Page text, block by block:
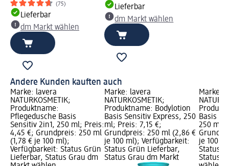
(75)
Lieferbar
dm Markt wählen
Lieferbar
dm Markt wählen
Andere Kunden kauften auch
Marke: lavera
NATURKOSMETIK;
Produktname:
Pflegedusche Basis
Sensitiv 2in1, 250 ml; Preis:
4,45 €; Grundpreis: 250 ml
(1,78 € je 100 ml);
Verfügbarkeit: Status Grün
Lieferbar, Status Grau dm
Marke: lavera
NATURKOSMETIK;
Produktname: Bodylotion
Basis Sensitiv Express, 250
ml; Preis: 7,15 €;
Grundpreis: 250 ml (2,86 €
je 100 ml); Verfügbarkeit:
Status Grün Lieferbar,
Status Grau dm Markt
Marke:
Basis
250 ml;
je 100
Status
Status